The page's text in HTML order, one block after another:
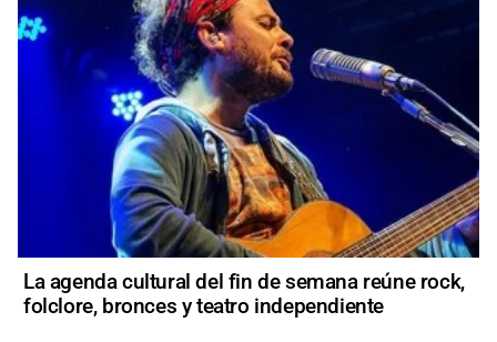
La agenda cultural del fin de semana reúne rock,
folclore, bronces y teatro independiente